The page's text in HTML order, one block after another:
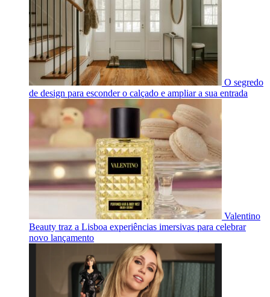
O segredo
de design para esconder o calçado e ampliar a sua entrada
Valentino
Beauty traz a Lisboa experiências imersivas para celebrar
novo lançamento